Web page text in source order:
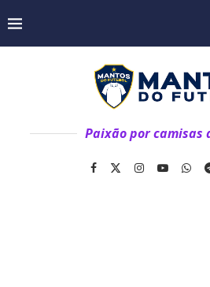
Paixão por camisas